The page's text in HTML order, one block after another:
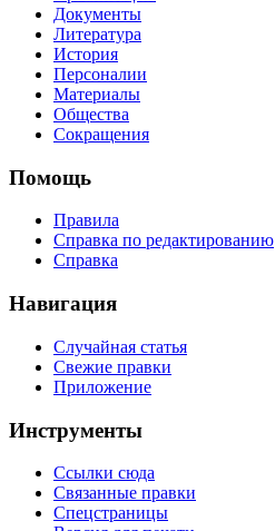
Документы
Литература
История
Персоналии
Материалы
Общества
Сокращения
Помощь
Правила
Справка по редактированию
Справка
Навигация
Случайная статья
Свежие правки
Приложение
Инструменты
Ссылки сюда
Связанные правки
Спецстраницы